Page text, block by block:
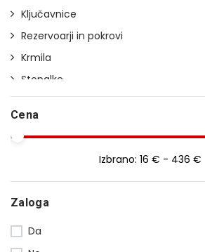
Ključavnice
Rezervoarji in pokrovi
Krmila
Stopalke
Indikatorji prestav
Stojala
Smerokazi
Uteži
Cena
Izbrano: 16 € - 436 €
Zaloga
Da